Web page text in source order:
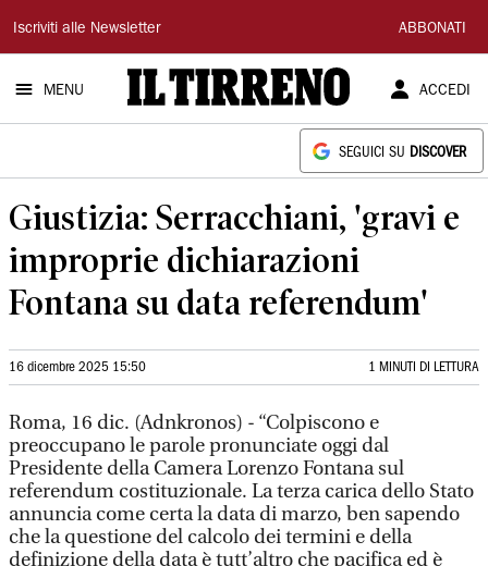
Il
Tirreno
Iscriviti alle Newsletter ABBONATI
MENU ACCEDI
SEGUICI SU DISCOVER
Giustizia: Serracchiani, 'gravi e
improprie dichiarazioni
Fontana su data referendum'
16 dicembre 2025 15:50 1 MINUTI DI LETTURA
Roma, 16 dic. (Adnkronos) - “Colpiscono e
preoccupano le parole pronunciate oggi dal
Presidente della Camera Lorenzo Fontana sul
referendum costituzionale. La terza carica dello Stato
annuncia come certa la data di marzo, ben sapendo
che la questione del calcolo dei termini e della
definizione della data è tutt’altro che pacifica ed è